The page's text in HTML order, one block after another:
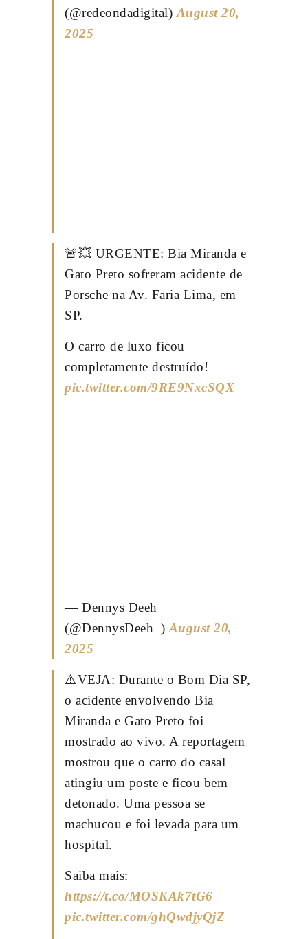
(@redeondadigital) August 20,
2025
🚨💥 URGENTE: Bia Miranda e
Gato Preto sofreram acidente de
Porsche na Av. Faria Lima, em
SP.
O carro de luxo ficou
completamente destruído!
pic.twitter.com/9RE9NxcSQX
— Dennys Deeh
(@DennysDeeh_) August 20,
2025
⚠️VEJA: Durante o Bom Dia SP,
o acidente envolvendo Bia
Miranda e Gato Preto foi
mostrado ao vivo. A reportagem
mostrou que o carro do casal
atingiu um poste e ficou bem
detonado. Uma pessoa se
machucou e foi levada para um
hospital.
Saiba mais:
https://t.co/MOSKAk7tG6
pic.twitter.com/ghQwdjyQjZ